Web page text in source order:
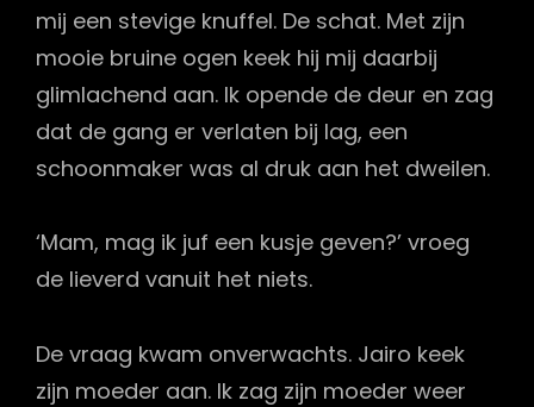
mij een stevige knuffel. De schat. Met zijn
mooie bruine ogen keek hij mij daarbij
glimlachend aan. Ik opende de deur en zag
dat de gang er verlaten bij lag, een
schoonmaker was al druk aan het dweilen.
‘Mam, mag ik juf een kusje geven?’ vroeg
de lieverd vanuit het niets.
De vraag kwam onverwachts. Jairo keek
zijn moeder aan. Ik zag zijn moeder weer